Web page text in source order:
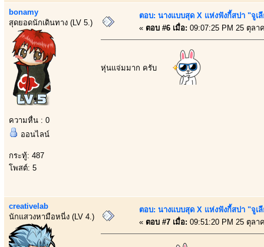
bonamy
สุดยอดนักเดินทาง (LV 5.)
ความหื่น : 0
ออนไลน์
กระทู้: 487
โพสต์: 5
ตอบ: นางแบบสุด X แห่งฟังกี้สปา "จูเ
« ตอบ #6 เมื่อ: 09:07:25 PM 25 ตุลา
หุ่นแจ่มมาก ครับ
creativelab
นักแสวงหามือหนี่ง (LV 4.)
ตอบ: นางแบบสุด X แห่งฟังกี้สปา "จูเ
« ตอบ #7 เมื่อ: 09:51:20 PM 25 ตุลา